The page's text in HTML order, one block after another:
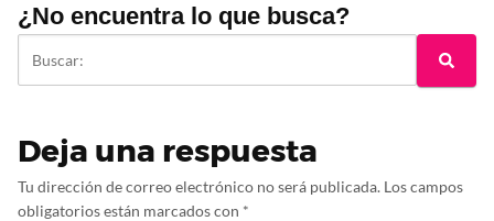
¿No encuentra lo que busca?
Deja una respuesta
Tu dirección de correo electrónico no será publicada. Los campos
obligatorios están marcados con *